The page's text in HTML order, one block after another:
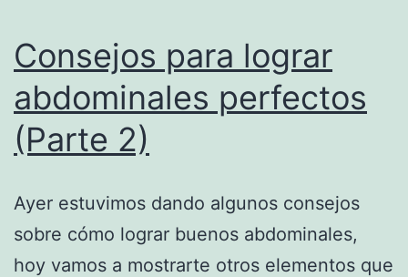
Consejos para lograr
abdominales perfectos
(Parte 2)
Ayer estuvimos dando algunos consejos
sobre cómo lograr buenos abdominales,
hoy vamos a mostrarte otros elementos que